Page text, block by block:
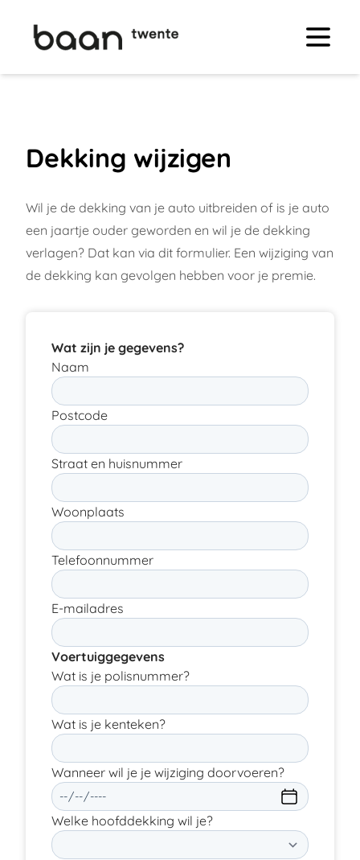
Dekking wijzigen
Wil je de dekking van je auto uitbreiden of is je auto
een jaartje ouder geworden en wil je de dekking
verlagen? Dat kan via dit formulier. Een wijziging van
de dekking kan gevolgen hebben voor je premie.
Wat zijn je gegevens?
Naam
Postcode
Straat en huisnummer
Woonplaats
Telefoonnummer
E-mailadres
Voertuiggegevens
Wat is je polisnummer?
Wat is je kenteken?
Wanneer wil je je wijziging doorvoeren?
Welke hoofddekking wil je?